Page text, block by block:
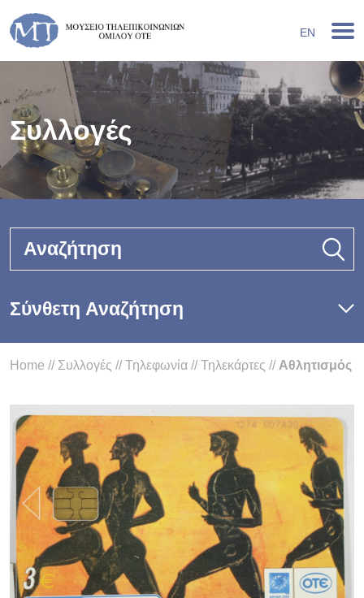
EN
Συλλογές
Αναζήτηση
Σύνθετη Αναζήτηση
Home // Συλλογές //Τηλεφωνία //Τηλεκάρτες // Αθλητισμός